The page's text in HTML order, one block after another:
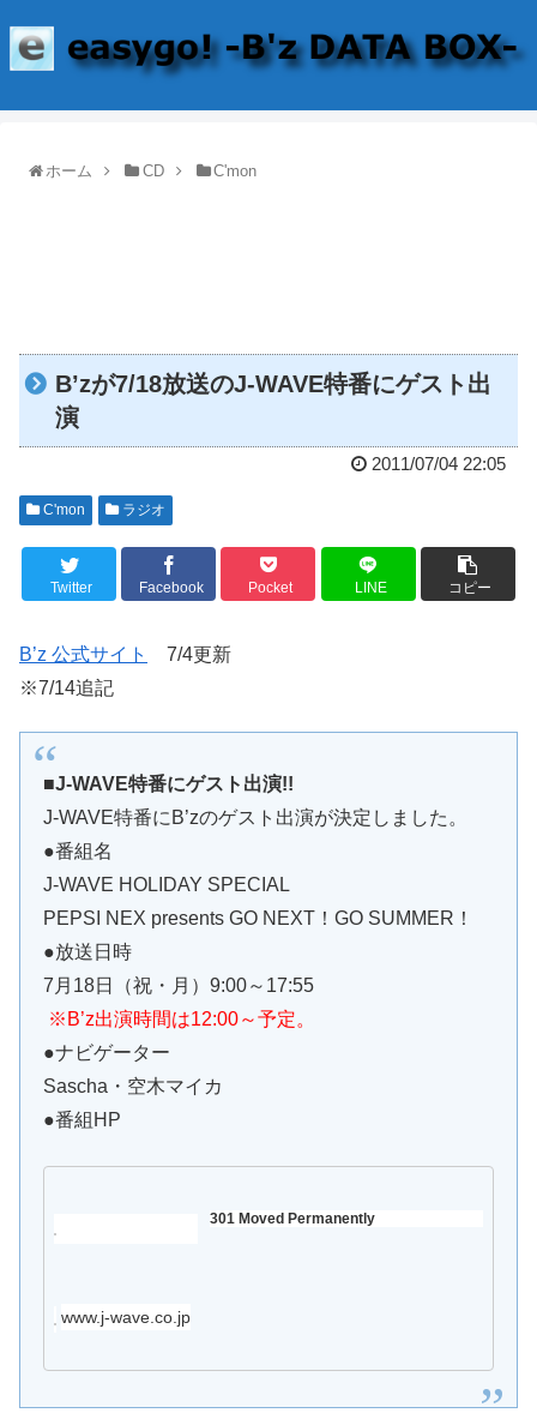
ホーム CD C'mon
B’zが7/18放送のJ-WAVE特番にゲスト出
演
2011/07/04 22:05
C'mon ラジオ
Twitter Facebook Pocket LINE コピー
B’z 公式サイト
7/4更新
※7/14追記
■J-WAVE特番にゲスト出演!!
J-WAVE特番にB’zのゲスト出演が決定しました。
●番組名
J-WAVE HOLIDAY SPECIAL
PEPSI NEX presents GO NEXT！GO SUMMER！
●放送日時
7月18日（祝・月）9:00～17:55
※B’z出演時間は12:00～予定。
●ナビゲーター
Sascha・空木マイカ
●番組HP
301 Moved Permanently
www.j-wave.co.jp